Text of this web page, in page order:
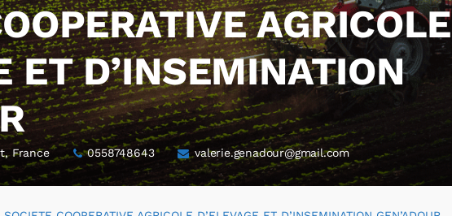
AGRICOLE
ET D’INSEMINATION
France 0558748643 valerie.genadour@gmail.com